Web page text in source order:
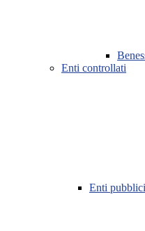
Enti controllati
Enti